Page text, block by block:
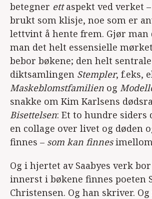
betegner ettaspekt ved verket
brukt som klisje, noe som er
lettvint å hente frem. Gjør man
man det helt essensielle
bebor bøkene; den helt sentrale
diktsamlingen Stempler, f.eks,
Maskeblomstfamilien og
snakke om Kim Karlsens
Bisettelsen: Et to hundre siders
en collage over livet og døden
finnes – som kan finnes
Og i hjertet av Saabyes verk
innerst i bøkene finnes poeten
Christensen. Og han skriver.